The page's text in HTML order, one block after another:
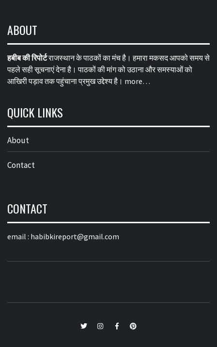
ABOUT
हबीब की रिपोर्टराजस्थान के पाठकों का मंच है। हमारा मकसद आपको समय से
पहले सही सूचनाएं देना है। पाठकों की मांग को उठाना और समस्याओं को
आखिरी पड़ाव तक पहुंचाना प्रमुख उद्देश्य है। more…
QUICK LINKS
About
Contact
CONTACT
email : habibkireport@gmail.com
twitterInstagramFacebookPinterest